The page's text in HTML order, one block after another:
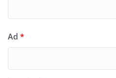
Ad *